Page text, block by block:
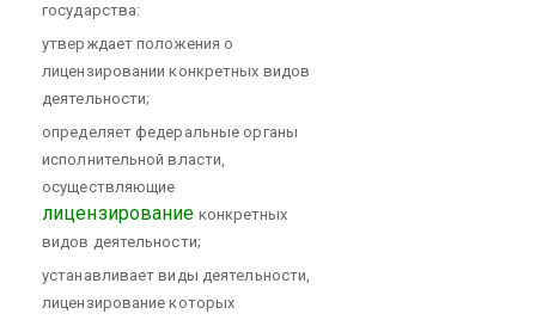
государства:
утверждает положения о
лицензировании конкретных видов
деятельности;
определяет федеральные органы
исполнительной власти,
осуществляющие
лицензирование конкретных
видов деятельности;
устанавливает виды деятельности,
лицензирование которых